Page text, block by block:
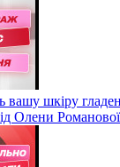
вашу шкіру
Олени Романової